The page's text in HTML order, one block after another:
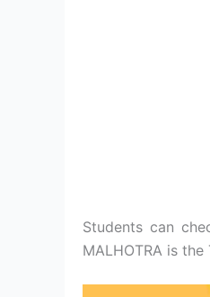
Students can
MALHOTRA is